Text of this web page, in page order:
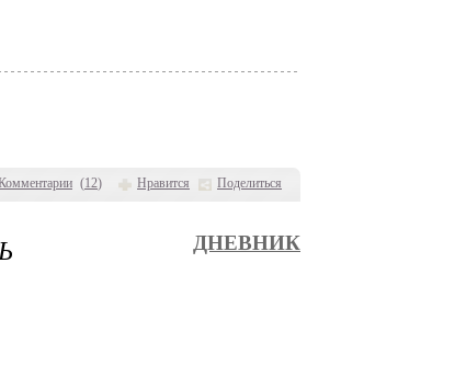
(12) Нравится Поделиться
ДНЕВНИК